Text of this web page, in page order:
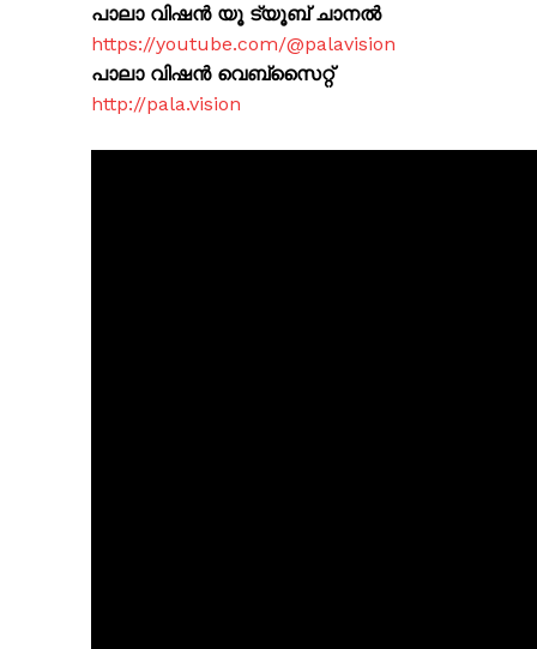
പാലാ വിഷൻ യൂ ട്യൂബ് ചാനൽ
https://youtube.com/@palavision
പാലാ വിഷൻ വെബ്സൈറ്റ്
http://pala.vision